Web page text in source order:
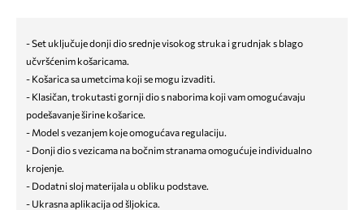
- Set uključuje donji dio srednje visokog struka i grudnjak s blago
učvršćenim košaricama.
- Košarica sa umetcima koji se mogu izvaditi.
- Klasičan, trokutasti gornji dio s naborima koji vam omogućavaju
podešavanje širine košarice.
- Model s vezanjem koje omogućava regulaciju.
- Donji dio s vezicama na bočnim stranama omogućuje individualno
krojenje.
- Dodatni sloj materijala u obliku podstave.
- Ukrasna aplikacija od šljokica.